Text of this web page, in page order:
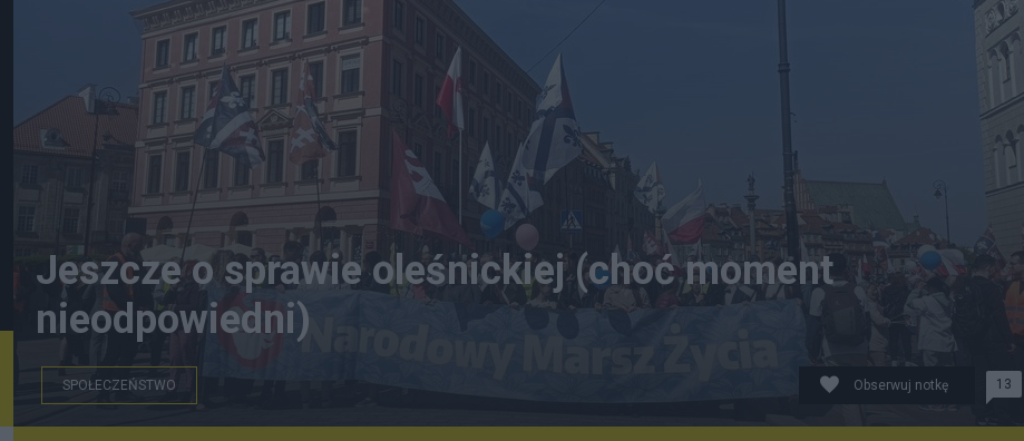
Jeszcze o sprawie oleśnickiej (choć moment
nieodpowiedni)
SPOŁECZEŃSTWO Obserwuj notkę 13